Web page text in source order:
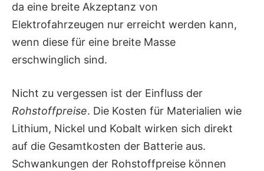
da eine breite Akzeptanz von
Elektrofahrzeugen nur erreicht werden kann,
wenn diese für eine breite Masse
erschwinglich sind.
Nicht zu vergessen ist der Einfluss der
Rohstoffpreise. Die Kosten für Materialien wie
Lithium, Nickel und Kobalt wirken sich direkt
auf die Gesamtkosten der Batterie aus.
Schwankungen der Rohstoffpreise können